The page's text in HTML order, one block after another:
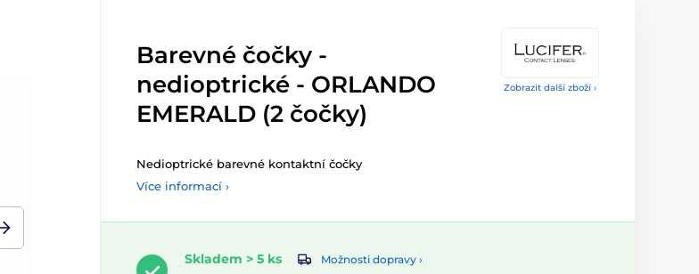
Zobrazit další zboží ›
Barevné čočky -
nedioptrické - ORLANDO
EMERALD (2 čočky)
Nedioptrické barevné kontaktní čočky
Více informací ›
Skladem > 5 ks
Možnosti dopravy ›